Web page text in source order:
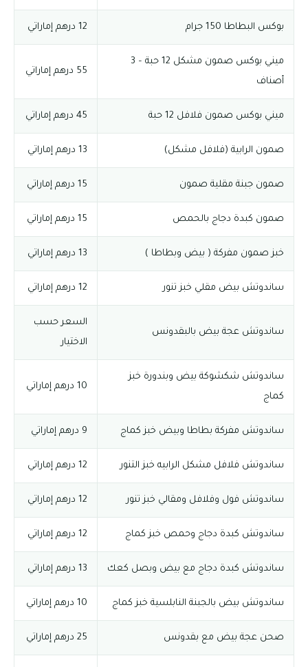
بوكس البطاطا 150 جرام 12 درهم إماراتي
ميني بوكس صمون مشكل 12 حبة – 3
أصناف
55 درهم إماراتي
ميني بوكس صمون فلافل 12 حبة 45 درهم إماراتي
صمون الرابية (فلافل مشكل) 13 درهم إماراتي
صمون جبنة مقلية صمون 15 درهم إماراتي
صمون كبدة دجاج بالحمص 15 درهم إماراتي
خبز صمون مفركة ( بيض وبطاطا ) 13 درهم إماراتي
ساندوتش بيض مقلي خبز تنور 12 درهم إماراتي
ساندوتش عجة بيض بالبقدونس
السعر حسب
الاختيار
ساندوتش شكشوكة بيض وبندورة خبز
كماج
10 درهم إماراتي
ساندوتش مفركة بطاطا وبيض خبز كماج 9 درهم إماراتي
ساندوتش فلافل مشكل الرابيه خبز التنور 12 درهم إماراتي
ساندوتش فول وفلافل ومقالي خبز تنور 12 درهم إماراتي
ساندوتش كبدة دجاج وحمص خبز كماج 12 درهم إماراتي
ساندوتش كبدة دجاج مع بيض وبصل كعك 13 درهم إماراتي
ساندوتش بيض بالجبنة النابلسية خبز كماج 10 درهم إماراتي
صحن عجة بيض مع بقدونس 25 درهم إماراتي